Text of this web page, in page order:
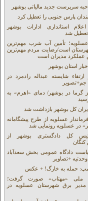
سرپرست جدید مالیاتی بوشهر
پارس جنوبی را تعطیل کرد
استانداری ادارات بوشهر
تعطیل شد
عسلویه؛ تأمین آب شرب مهم‌ترین
است/رضایت مردم مهم‌ترین
عملکرد مدیران است
استان بوشهر
شایسته عبداله رادمرد در
جم+تصویر
گرما در بوشهر/ دمای «اهرم» به
کل بوشهر بازداشت شد
عسلویه از طرح پیشگامانه
در عسلویه رونمایی شد
کل دادگستری بوشهر از
کنگان
دادگاه عمومی بخش سعدآباد
+تصاویر
حمله به خارگ! + عکس
«مهتاب» صورت گرفت؛
برق شهرستان عسلویه در